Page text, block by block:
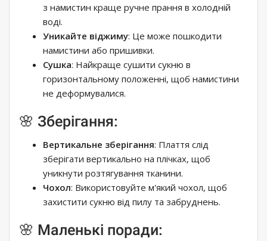
з намистин краще ручне прання в холодній
воді.
Уникайте віджиму: Це може пошкодити
намистини або пришивки.
Сушка: Найкраще сушити сукню в
горизонтальному положенні, щоб намистини
не деформувалися.
🌸 Зберігання:
Вертикальне зберігання: Плаття слід
зберігати вертикально на плічках, щоб
уникнути розтягування тканини.
Чохол: Використовуйте м'який чохол, щоб
захистити сукню від пилу та забруднень.
🌸 Маленькі поради: